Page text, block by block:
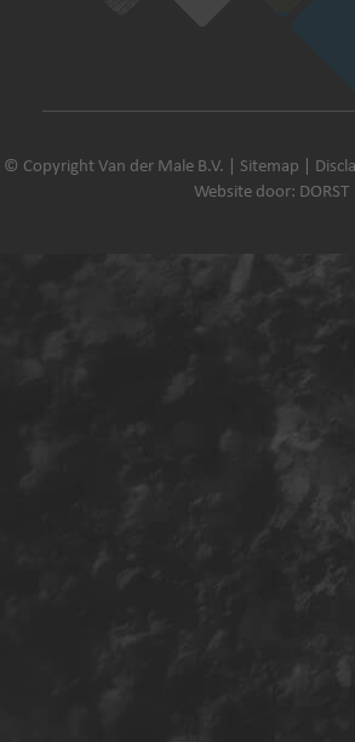
© Copyright Van der Male B.V. | Sitemap
Website door: DORST